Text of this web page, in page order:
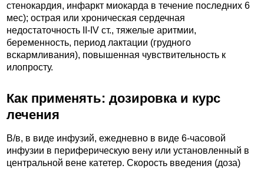
стенокардия, инфаркт миокарда в течение последних 6
мес); острая или хроническая сердечная
недостаточность II-IV ст., тяжелые аритмии,
беременность, период лактации (грудного
вскармливания), повышенная чувствительность к
илопросту.
Как применять: дозировка и курс
лечения
В/в, в виде инфузий, ежедневно в виде 6-часовой
инфузии в периферическую вену или установленный в
центральной вене катетер. Скорость введения (доза)